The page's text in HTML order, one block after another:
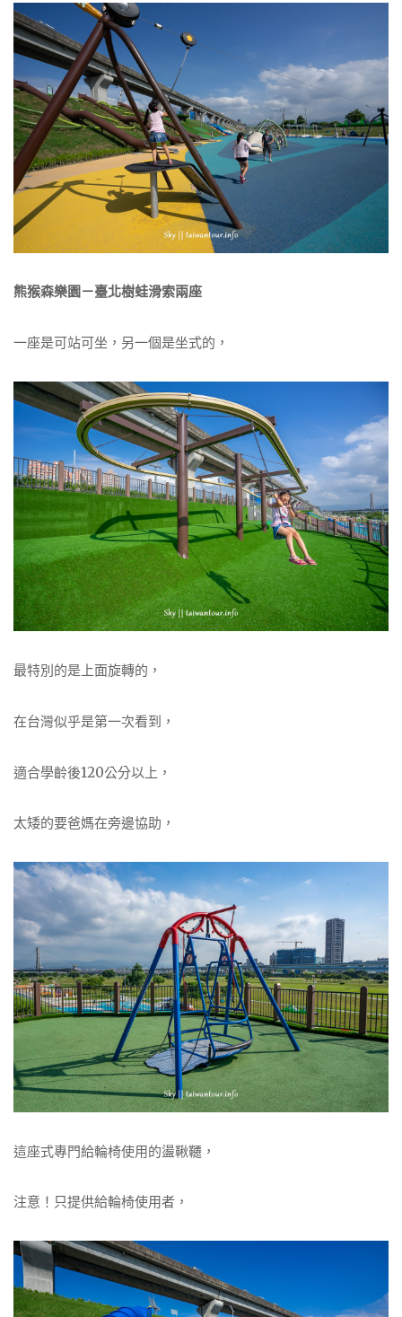
熊猴森樂園－臺北樹蛙滑索兩座
一座是可站可坐，另一個是坐式的，
最特別的是上面旋轉的，
在台灣似乎是第一次看到，
適合學齡後120公分以上，
太矮的要爸媽在旁邊協助，
這座式專門給輪椅使用的盪鞦韆，
注意！只提供給輪椅使用者，